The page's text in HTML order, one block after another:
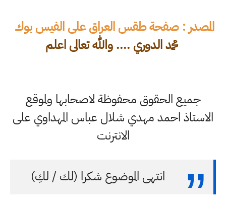
المصدر : صفحة طقس العراق على الفيس بوك
محمد الدوري .... والله تعالى اعلم
جميع الحقوق محفوظة لاصحابها ولموقع
الاستاذ احمد مهدي شلال عباس المهداوي على
الانترنت
انتهى الموضوع شكرا (لك / لكِ)